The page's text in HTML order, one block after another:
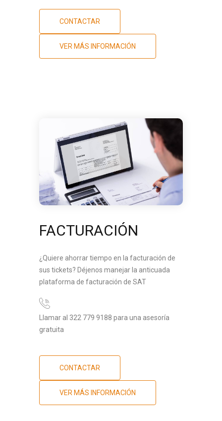
CONTACTAR
VER MÁS INFORMACIÓN
FACTURACIÓN
¿Quiere ahorrar tiempo en la facturación de
sus tickets? Déjenos manejar la anticuada
plataforma de facturación de SAT
Llamar al 322 779 9188 para una asesoría
gratuita
CONTACTAR
VER MÁS INFORMACIÓN